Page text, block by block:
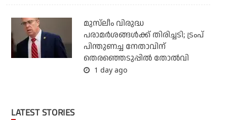
മുസ്‌ലീം വിരുദ്ധ
പരാമര്‍ശങ്ങള്‍ക്ക് തിരിച്ചടി; ട്രംപ്
പിന്തുണച്ച നേതാവിന്
തെരഞ്ഞെടുപ്പില്‍ തോല്‍വി
1 day ago
LATEST STORIES